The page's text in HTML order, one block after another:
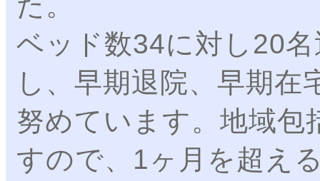
ベッド数34に対し20
し、早期退院、早期在
努めています。地域包
すので、1ヶ月を超え